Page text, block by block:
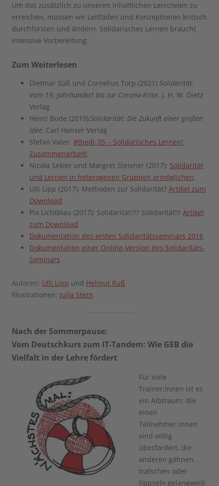
Um das zusätzlich zu unseren inhaltlichen Lernzielen zu
erreichen, müssen wir Leitfäden und Konzeptionen kritisch
durchforsten und ändern. Solidarisches Lernen braucht
intensive Vorbereitung.
Zum Weiterlesen
Dietmar Süß und Cornelius Torp (2021) Solidarität:
Vom 19. Jahrhundert bis zur Corona-Krise. J. H. W. Dietz
Verlag
Heinz Bude (2019):Solidarität: Die Zukunft einer großen
Idee. Carl Hanser Verlag
Stefan Vater: #thedi_05 – Solidarisches Lernen!
Zusammenarbeit!
Nicola Sekler und Margret Steixner (2017): Solidarität
und Lernen in heterogenen Gruppen ermöglichen.
Ulli Lipp (2017): Methoden zur Solidarität? Artikel zum
Download
Pia Lichtblau (2017): Solidarität??? Solidarität!!! Artikel
zum Download
Dokumentation des ersten Solidaritätsseminars 2016
Dokumentation einer Online-Version des Solidaritäts-
Seminars
Autoren: Ulli Lipp und Helmut Ruß
Illustrationen: Julia Stern
Nach der Sommerpause:
Vom Deutschkurs zum IT-Tandem: Wie GEB die
Vielfalt in der Lehre fördert
Für viele
Trainer:innen ist es
ein Albtraum: die
einen
Teilnehmer:innen
sind völlig
überfordert, die
anderen gähnen,
tratschen oder
tippseln gelangweilt